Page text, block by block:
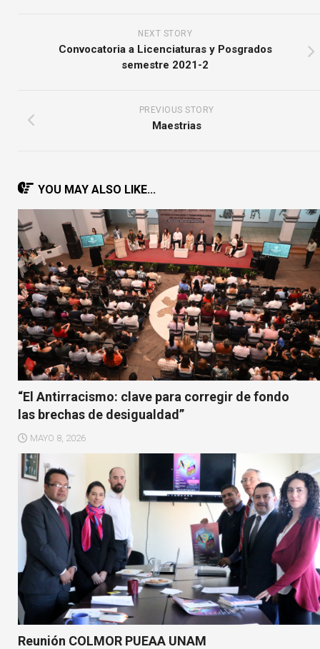
NEXT STORY
Convocatoria a Licenciaturas y Posgrados
semestre 2021-2
PREVIOUS STORY
Maestrias
YOU MAY ALSO LIKE...
“El Antirracismo: clave para corregir de fondo
las brechas de desigualdad”
MAYO 8, 2026
Reunión COLMOR PUEAA UNAM